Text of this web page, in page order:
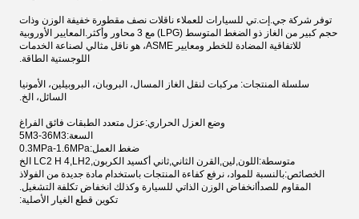
توفر شركة جي.إت.تي للسيارات للعملاء ناقلات نصف مقطورة خفيفة الوزن وذات
حجم كبير من الغاز ذو الضغط المتوسط (LPG) مع 3 محاور وأكثر.المعايير الأوروبية
للاتفاقية المضادة للخطر ومعايير ASME، هو ناقل مثالي لصناعة الخدمات
اللوجستية الطاقة.
سلسلة المنتجات: مركبات لنقل الغاز المسال، البروبان، البروبيلين، الأمونيا
السائل، الخ.
وضع العزل الحراري:عزل متعدد الطبقات فائق الفراغ
السعة:
5M3-36M3
ضغط العمل:
0.3MPa-1.6MPa
متوسطة: اللون,لين, القرن الثاني,ثاني أكسيد الكربون,
LC2 H 4,LH2 الخ
الخصائص:بالنسبة للمواد، نرفع كفاءة المنتجات باستخدام مادة جديدة من الفولاذ
المقاوم للصدأانخفاض الوزن الذاتي للسيارة وكذلك انخفاض تكلفة التشغيل.
تكوين قطع الغيار الأصلية: